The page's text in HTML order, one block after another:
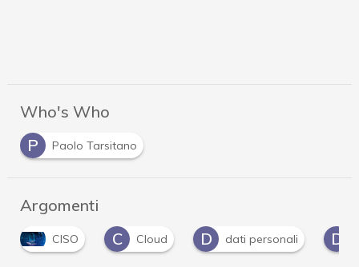
Who's Who
P
Paolo Tarsitano
Argomenti
CISO C Cloud D dati personali D